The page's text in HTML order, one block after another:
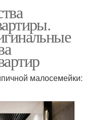
малосемейки: